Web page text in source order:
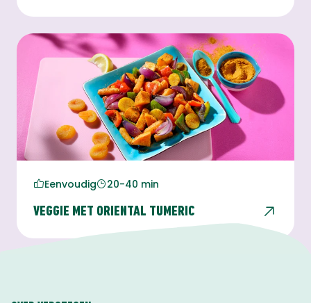
Eenvoudig
20-40 min
VEGGIE MET ORIENTAL TUMERIC